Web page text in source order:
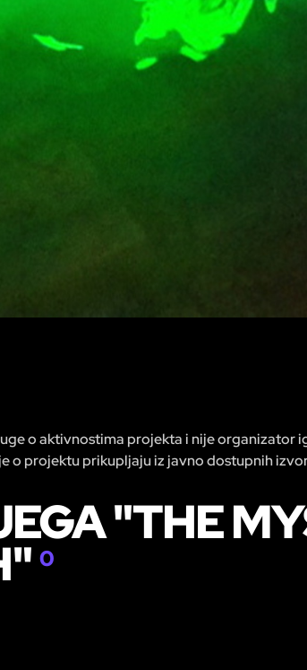
o aktivnostima projekta i nije organizator
o projektu prikupljaju iz javno dostupnih
"THE
0